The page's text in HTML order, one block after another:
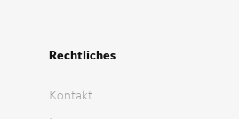
Rechtliches
Kontakt